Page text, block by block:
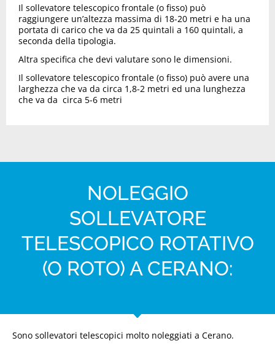
Il sollevatore telescopico frontale (o fisso) può
raggiungere un’altezza massima di 18-20 metri e ha una
portata di carico che va da 25 quintali a 160 quintali, a
seconda della tipologia.
Altra specifica che devi valutare sono le dimensioni.
Il sollevatore telescopico frontale (o fisso) può avere una
larghezza che va da circa 1,8-2 metri ed una lunghezza
che va da circa 5-6 metri
NOLEGGIO
SOLLEVATORE
TELESCOPICO ROTATIVO
(O ROTO) A CERANO:
Sono sollevatori telescopici molto noleggiati a Cerano.